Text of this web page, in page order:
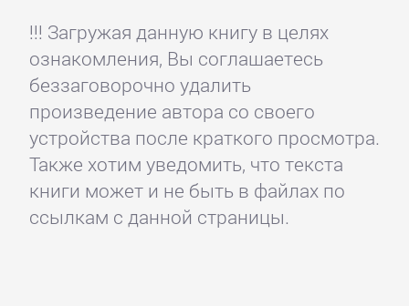
!!! Загружая данную книгу в целях
ознакомления, Вы соглашаетесь
беззаговорочно удалить
произведение автора со своего
устройства после краткого просмотра.
Также хотим уведомить, что текста
книги может и не быть в файлах по
ссылкам с данной страницы.